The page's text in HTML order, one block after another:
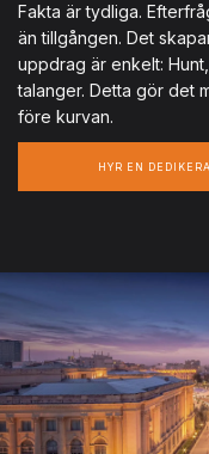
Fakta är tydliga.
än tillgången. Det
uppdrag är enkelt:
talanger. Detta gör det
före kurvan.
HYR EN